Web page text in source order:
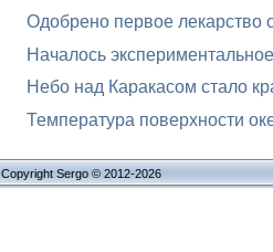
Одобрено первое лекарство
Началось
Небо над Каракасом стало
Температура поверхности
Copyright Sergo © 2012-2026